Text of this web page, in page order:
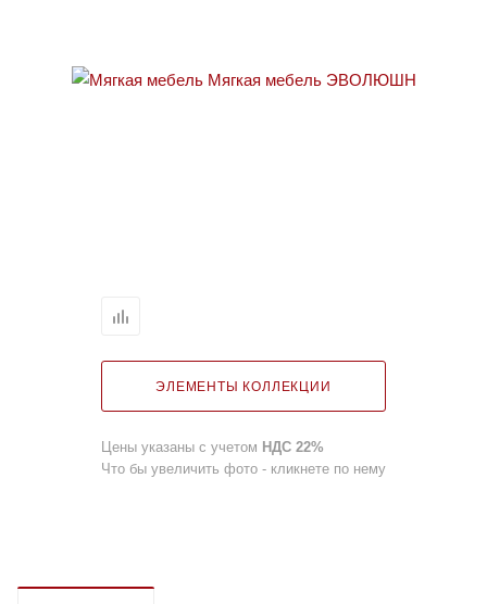
ЭЛЕМЕНТЫ КОЛЛЕКЦИИ
Цены указаны с учетом НДС 22%
Что бы увеличить фото - кликнете по нему